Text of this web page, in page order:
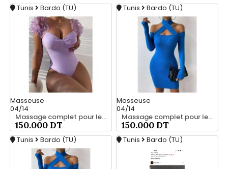
Tunis Bardo (TU)
Masseuse
04/14
Massage complet pour les hommes srd à bardo
150.000 DT
Tunis Bardo (TU)
Masseuse
04/14
Massage complet pour les hommes srd à bardo 56066248
150.000 DT
Tunis Bardo (TU) Tunis Bardo (TU)